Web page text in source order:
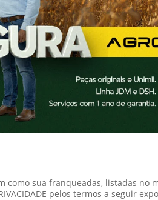
sua franqueadas, listadas no
pelos termos a seguir